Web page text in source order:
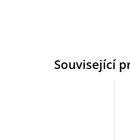
Související